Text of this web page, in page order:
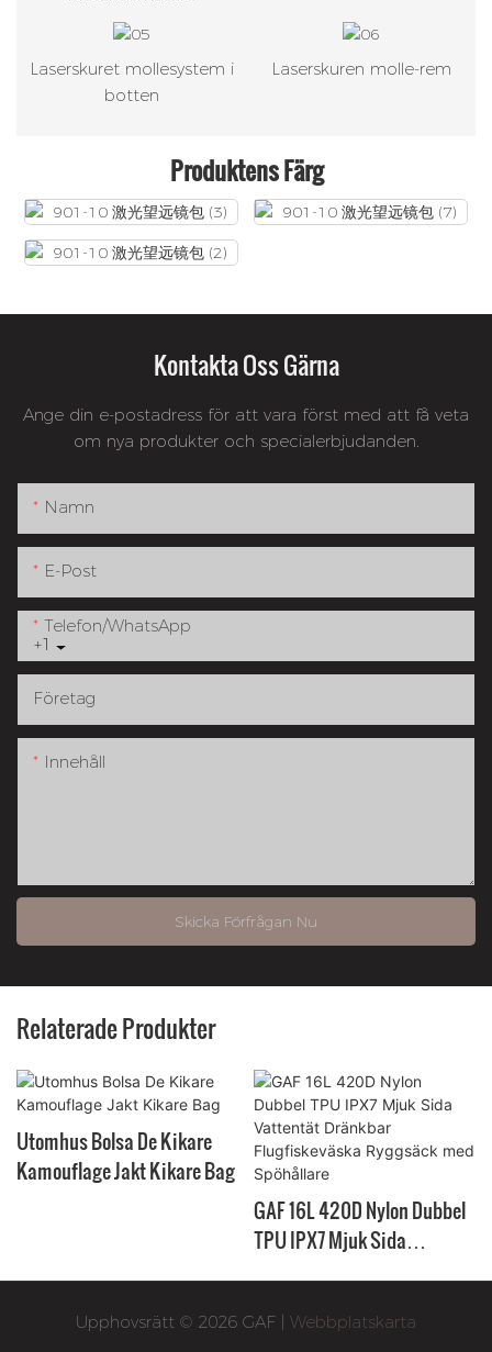
Laserskuret mollesystem i
botten
Laserskuren molle-rem
Produktens Färg
Kontakta Oss Gärna
Ange din e-postadress för att vara först med att få veta
om nya produkter och specialerbjudanden.
Namn
E-Post
+1
Telefon/whatsApp
Företag
Innehåll
Skicka Förfrågan Nu
Relaterade Produkter
Utomhus Bolsa De Kikare
Kamouflage Jakt Kikare Bag
GAF 16L 420D Nylon Dubbel
TPU IPX7 Mjuk Sida
med Spöhållare
Upphovsrätt © 2026 GAF | Webbplatskarta